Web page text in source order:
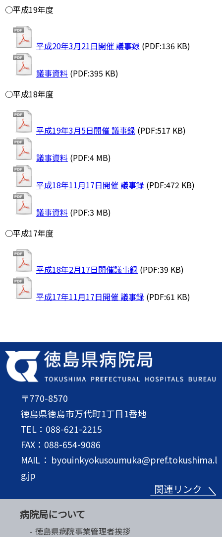
○平成19年度
平成20年3月21日開催 議事録 (PDF:136 KB)
議事資料 (PDF:395 KB)
○平成18年度
平成19年3月5日開催 議事録 (PDF:517 KB)
議事資料 (PDF:4 MB)
平成18年11月17日開催 議事録 (PDF:472 KB)
議事資料 (PDF:3 MB)
○平成17年度
平成18年2月17日開催議事録 (PDF:39 KB)
平成17年11月17日開催 議事録 (PDF:61 KB)
〒770-8570
徳島県徳島市万代町1丁目1番地
TEL：088-621-2215
FAX：088-654-9086
MAIL：byouinkyokusoumuka@pref.tokushima.l
g.jp
病院局について
徳島県病院事業管理者挨拶